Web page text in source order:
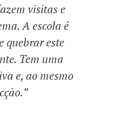
visitas e
A escola é
quebrar este
Tem uma
e, ao mesmo